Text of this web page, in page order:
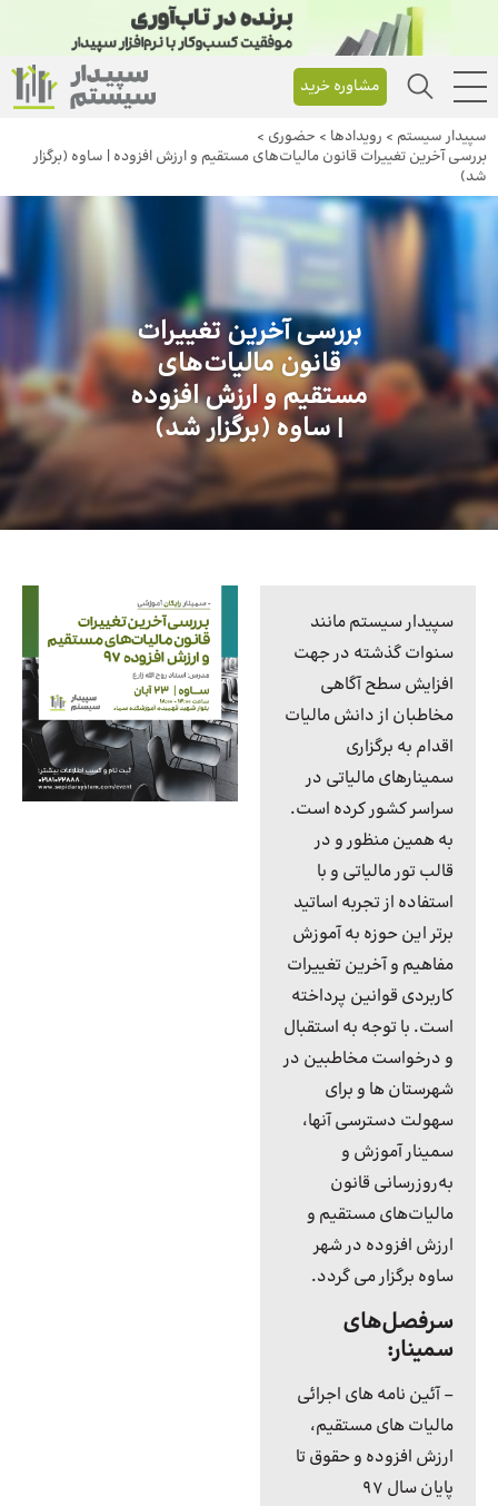
مشاوره خرید
سپیدار سیستم > رویداد‌ها > حضوری >
بررسی آخرین تغییرات قانون مالیات‌های مستقیم و ارزش افزوده | ساوه (برگزار
شد)
بررسی آخرین تغییرات
قانون مالیات‌های
مستقیم و ارزش افزوده
| ساوه (برگزار شد)
سپیدار سیستم مانند
سنوات گذشته در جهت
افزایش سطح آگاهی
مخاطبان از دانش مالیات
اقدام به برگزاری
سمینارهای مالیاتی در
سراسر کشور کرده است.
به همین منظور و در
قالب تور مالیاتی و با
استفاده از تجربه اساتید
برتر این حوزه به آموزش
مفاهیم و آخرین تغییرات
کاربردی قوانین پرداخته
است. با توجه به استقبال
و درخواست مخاطبین در
شهرستان ها و برای
سهولت دسترسی آنها،
سمینار آموزش و
به‌روزرسانی قانون
مالیات‌های مستقیم و
ارزش افزوده در شهر
ساوه برگزار می گردد.
سرفصل‌های
سمینار:
– آئین نامه های اجرائی
مالیات های مستقیم،
ارزش افزوده و حقوق تا
پایان سال ۹۷